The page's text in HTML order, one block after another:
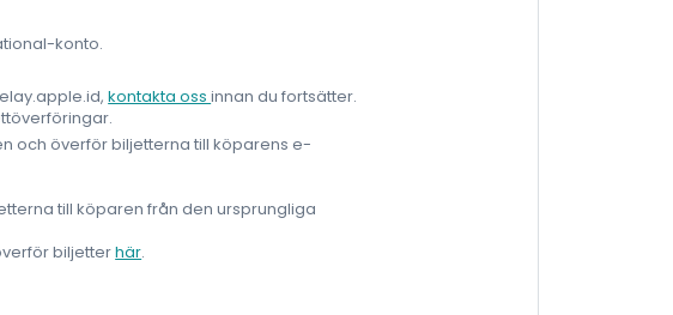
konto.
kontakta ossinnan du fortsätter.
och överför biljetterna till köparens e-
till köparen från den ursprungliga
biljetterhär.